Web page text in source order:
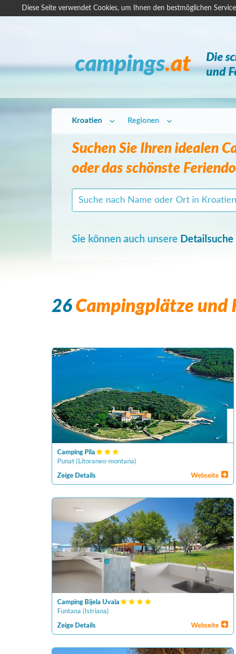
Diese Seite verwendet Cookies, um Ihnen den bestmöglichen
campings.at
Die
und
Suchen Sie Ihren idealen
oder das schönste
Sie können auch unsere Detailsuche
Kroatien Regionen
26Campingplätze und
Camping Pila
Punat ( Litoraneo-montana)
Zeige Details Webseite
Camping Bijela Uvala
Funtana ( Istriana)
Zeige Details Webseite